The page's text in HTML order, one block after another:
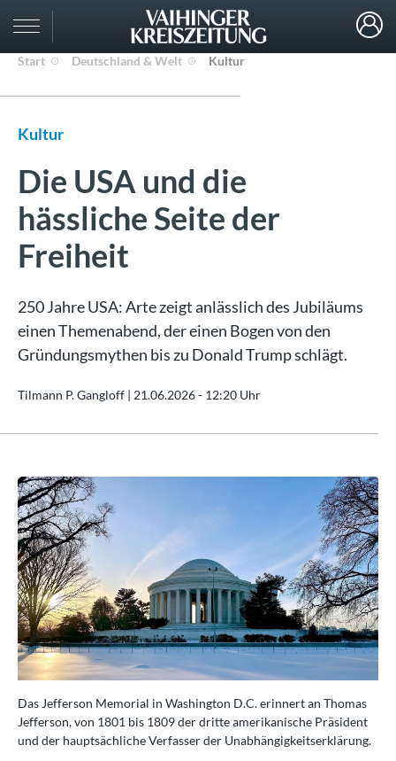
Start Deutschland & Welt Kultur
Kultur
Die USA und die
hässliche Seite der
Freiheit
250 Jahre USA: Arte zeigt anlässlich des Jubiläums
einen Themenabend, der einen Bogen von den
Gründungsmythen bis zu Donald Trump schlägt.
Tilmann P. Gangloff | 21.06.2026 - 12:20 Uhr
Das Jefferson Memorial in Washington D.C. erinnert an Thomas
Jefferson, von 1801 bis 1809 der dritte amerikanische Präsident
und der hauptsächliche Verfasser der Unabhängigkeitserklärung.